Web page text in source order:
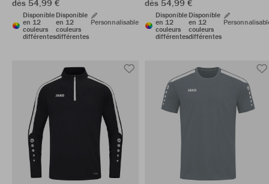
dès 54,99 €
Disponible
en 12
couleurs
différentes
Disponible
en 12
couleurs
différentes
Personnalisable
dès 54,99 €
Disponible
en 12
couleurs
différentes
Disponible
en 12
couleurs
différentes